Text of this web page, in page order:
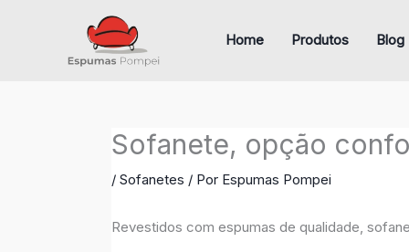
Home Produtos Blog
Sofanete, opção
/ Sofanetes / Por Espumas Pompei
Revestidos com espumas de qualidade,